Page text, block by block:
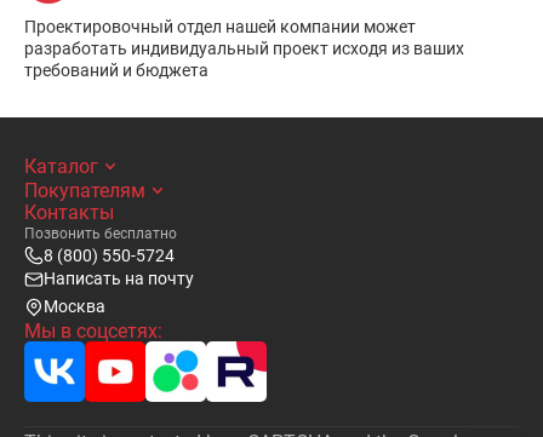
Проектировочный отдел нашей компании может
разработать индивидуальный проект исходя из ваших
требований и бюджета
Каталог
Покупателям
Контакты
Позвонить бесплатно
8 (800) 550-5724
Написать на почту
Москва
Мы в соцсетях: